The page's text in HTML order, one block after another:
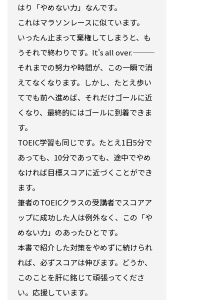
はり「やめない力」なんです。
これはマラソンレースに似ています。
いったん止まって棄権してしまうと、も
うそれで終わりです。It's all over.———
それまでの努力や時間が、この一瞬で消
えてなくなります。しかし、たとえ歩い
てでも前へ進めば、それだけゴールに近
くなり、最終的にはゴールに到着できま
す。
TOEIC学習も同じです。たとえ1日5分で
あっても、10分であっても、途中でやめ
なければ目標スコアに近づくことができ
ます。
筆者のTOEICクラスの受講者でスコアア
ップに成功した人は例外なく、この「や
めない力」のあったひとです。
本書で紹介した対策をやめずに続けられ
れば、必ずスコアは伸びます。どうか、
このことを肝に銘じて頑張ってくださ
い。応援しています。